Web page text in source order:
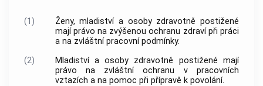
(1)
Ženy, mladiství a osoby zdravotně postižené
mají právo na zvýšenou ochranu zdraví při práci
a na zvláštní pracovní podmínky.
(2)
Mladiství a osoby zdravotně postižené mají
právo na zvláštní ochranu v pracovních
vztazích a na pomoc při přípravě k povolání.